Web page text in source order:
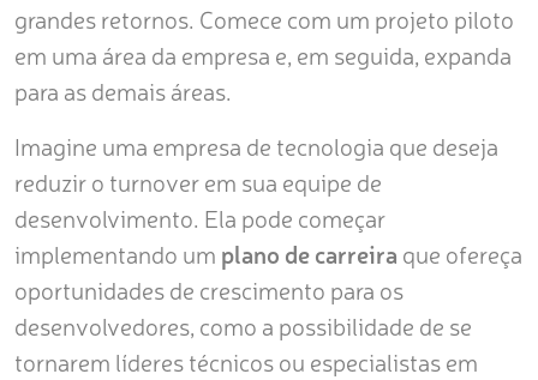
grandes retornos. Comece com um projeto piloto
em uma área da empresa e, em seguida, expanda
para as demais áreas.
Imagine uma empresa de tecnologia que deseja
reduzir o turnover em sua equipe de
desenvolvimento. Ela pode começar
implementando um plano de carreira que ofereça
oportunidades de crescimento para os
desenvolvedores, como a possibilidade de se
tornarem líderes técnicos ou especialistas em